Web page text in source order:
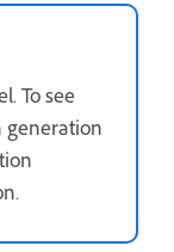
To see
generation